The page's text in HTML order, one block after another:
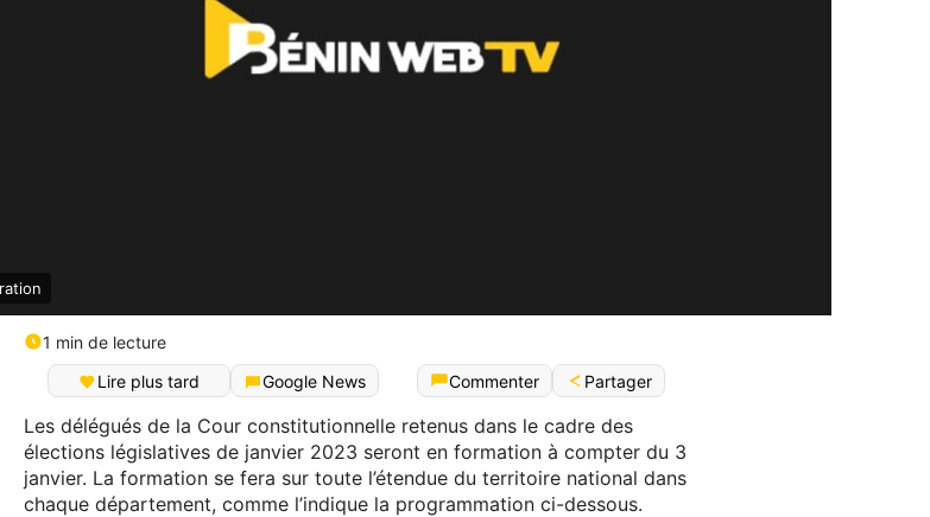
1 min de lecture
Lire plus tard
Google News Commenter Partager
Les délégués de la Cour constitutionnelle retenus dans le cadre des
élections législatives de janvier 2023 seront en formation à compter du 3
janvier. La formation se fera sur toute l’étendue du territoire national dans
chaque département, comme l’indique la programmation ci-dessous.